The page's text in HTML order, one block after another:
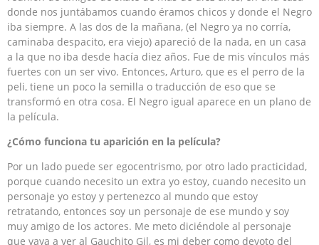
donde nos juntábamos cuando éramos chicos y donde el Negro
iba siempre. A las dos de la mañana, (el Negro ya no corría,
caminaba despacito, era viejo) apareció de la nada, en un casa
a la que no iba desde hacía diez años. Fue de mis vínculos más
fuertes con un ser vivo. Entonces, Arturo, que es el perro de la
peli, tiene un poco la semilla o traducción de eso que se
transformó en otra cosa. El Negro igual aparece en un plano de
la película.
¿Cómo funciona tu aparición en la película?
Por un lado puede ser egocentrismo, por otro lado practicidad,
porque cuando necesito un extra yo estoy, cuando necesito un
personaje yo estoy y pertenezco al mundo que estoy
retratando, entonces soy un personaje de ese mundo y soy
muy amigo de los actores. Me meto diciéndole al personaje
que vaya a ver al Gauchito Gil, es mi deber como devoto del